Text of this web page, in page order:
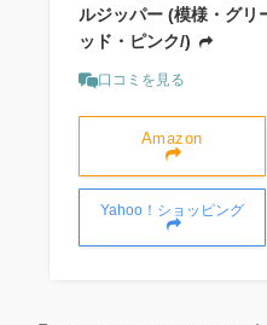
ルジッパー (模様・グリ
ッド・ピンク/)
口コミを見る
Amazon
Yahoo！ショッピング